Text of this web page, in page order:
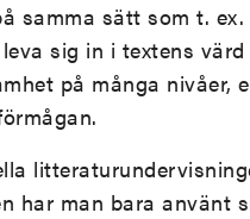
samma sätt som t.
sig in i textens
på många nivåer,
har man bara använt